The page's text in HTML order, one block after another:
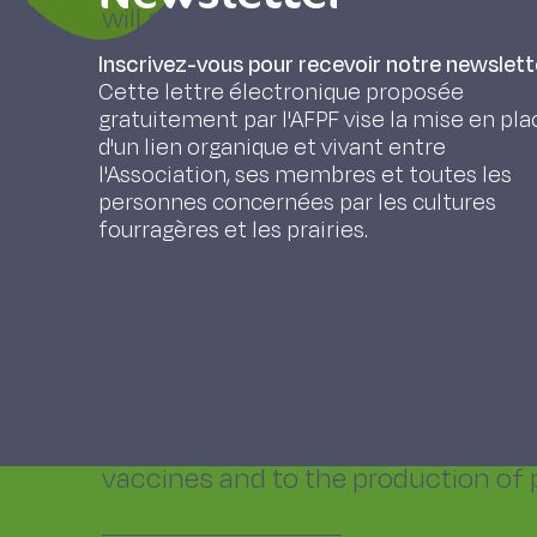
will appear on the American
numerous programmes aiming at
lucerne and of tall fescue with
increased by 5 to 10% have been
genes involved in the synthesis of
(protoantocyanidines), of
(cysteine, methionine). The
to environmental stresses, and
developmental cycle
vaccines and to the production of
Inscrivez-vous pour recevoir notre
Cette lettre électronique proposée
gratuitement par l'AFPF vise la mise en
d'un lien organique et vivant entre
l'Association, ses membres et toutes les
personnes concernées par les cultures
fourragères et les prairies.